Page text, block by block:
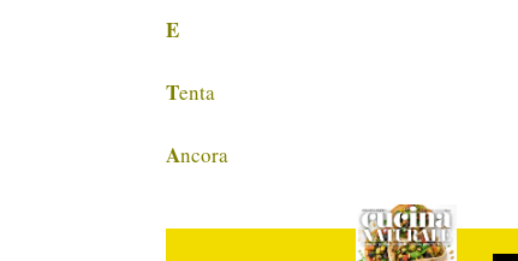
E
Tenta
Ancora